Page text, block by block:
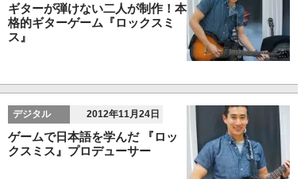
ギターが弾けない二人が制作！本
格的ギターゲーム『ロックスミ
ス』
デジタル 2012年11月24日
ゲームで日本語を学んだ 『ロッ
クスミス』プロデューサー